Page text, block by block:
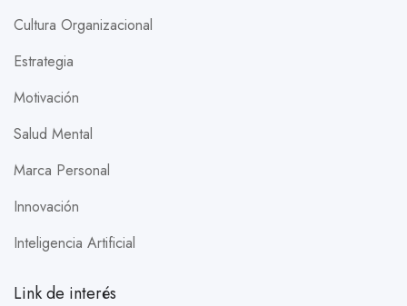
Cultura Organizacional
Estrategia
Motivación
Salud Mental
Marca Personal
Innovación
Inteligencia Artificial
Link de interés